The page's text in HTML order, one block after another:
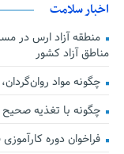
اخبار سلامت
منطقه آزاد ارس در
مناطق آزاد کشور
چگونه مواد
چگونه با تغذیه
فراخوان دوره